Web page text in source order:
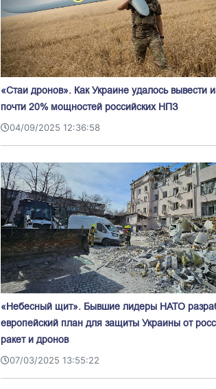
«Стаи дронов». Как Украине удалось вывести
почти 20% мощностей российских НПЗ
04/09/2025 12:36:58
«Небесный щит». Бывшие лидеры НАТО
европейский план для защиты Украины от
ракет и дронов
07/03/2025 13:55:22